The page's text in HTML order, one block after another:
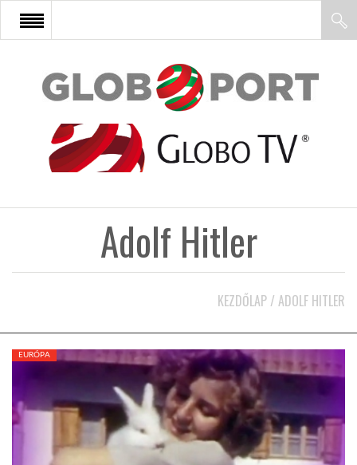
FŐOLDAL
AFRIKA
AUSZTRÁLIA
Adolf Hitler
KEZDŐLAP / ADOLF HITLER
EURÓPA